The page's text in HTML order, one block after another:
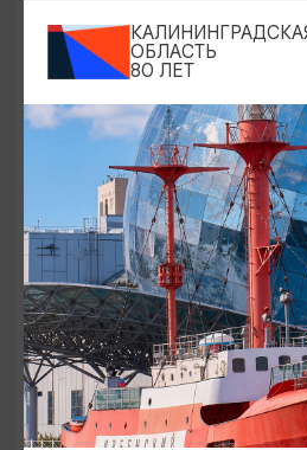
19.07.2026 - 19.08.2026,
Калининград,
«Воскресения»
ОТ 250₽
ДЕТЯМ
ОБЛАСТЬ
80 ЛЕТ